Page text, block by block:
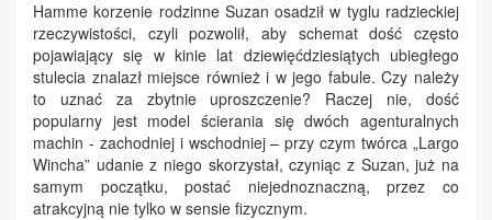
Hamme korzenie rodzinne Suzan osadził w tyglu radzieckiej
rzeczywistości, czyli pozwolił, aby schemat dość często
pojawiający się w kinie lat dziewięćdziesiątych ubiegłego
stulecia znalazł miejsce również i w jego fabule. Czy należy
to uznać za zbytnie uproszczenie? Raczej nie, dość
popularny jest model ścierania się dwóch agenturalnych
machin - zachodniej i wschodniej – przy czym twórca „Largo
Wincha” udanie z niego skorzystał, czyniąc z Suzan, już na
samym początku, postać niejednoznaczną, przez co
atrakcyjną nie tylko w sensie fizycznym.